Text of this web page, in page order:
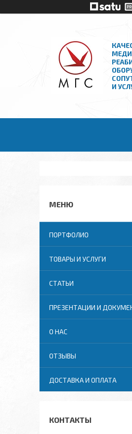
И
ПОРТФОЛИО
ТОВАРЫ И УСЛУГИ
СТАТЬИ
ПРЕЗЕНТАЦИИ И
О НАС
ОТЗЫВЫ
ДОСТАВКА И ОПЛАТА
КОНТАКТЫ